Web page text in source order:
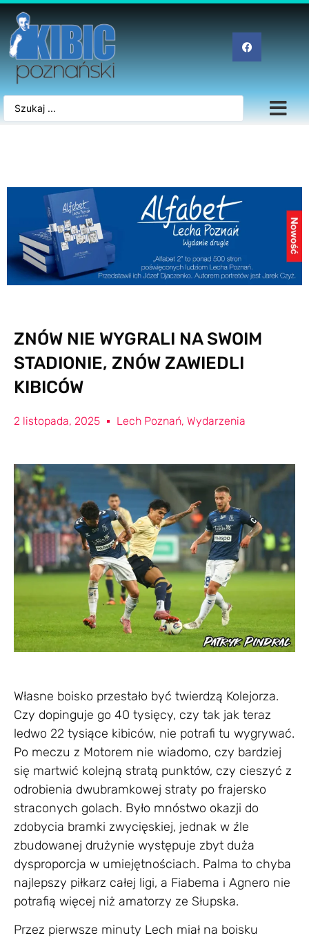
ZNÓW NIE WYGRALI NA SWOIM
STADIONIE, ZNÓW ZAWIEDLI
KIBICÓW
2 listopada, 2025 Lech Poznań, Wydarzenia
Własne boisko przestało być twierdzą Kolejorza.
Czy dopinguje go 40 tysięcy, czy tak jak teraz
ledwo 22 tysiące kibiców, nie potrafi tu wygrywać.
Po meczu z Motorem nie wiadomo, czy bardziej
się martwić kolejną stratą punktów, czy cieszyć z
odrobienia dwubramkowej straty po frajersko
straconych golach. Było mnóstwo okazji do
zdobycia bramki zwycięskiej, jednak w źle
zbudowanej drużynie występuje zbyt duża
dysproporcja w umiejętnościach. Palma to chyba
najlepszy piłkarz całej ligi, a Fiabema i Agnero nie
potrafią więcej niż amatorzy ze Słupska.
Przez pierwsze minuty Lech miał na boisku